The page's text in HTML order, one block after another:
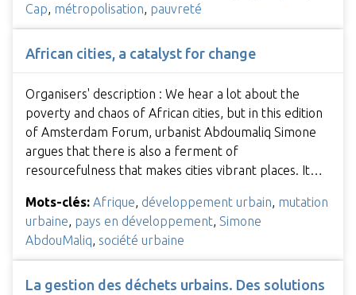
Cap métropolisation pauvreté
African cities, a catalyst for change
Organisers' description : We hear a lot about the
poverty and chaos of African cities, but in this edition
of Amsterdam Forum, urbanist Abdoumaliq Simone
argues that there is also a ferment of
resourcefulness that makes cities vibrant places. It…
Mots-clés: Afrique, développement urbain, mutation
urbaine, pays en développement, Simone
AbdouMaliq, société urbaine
La gestion des déchets urbains. Des solutions